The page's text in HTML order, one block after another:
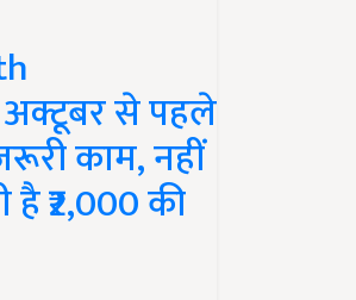
से पहले
काम, नहीं
₹2,000 की